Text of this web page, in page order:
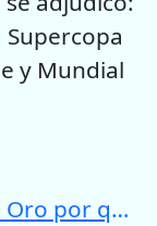
Supercopa
y Mundial
Lionel Messi ganó el Balón de Oro por quinta vez